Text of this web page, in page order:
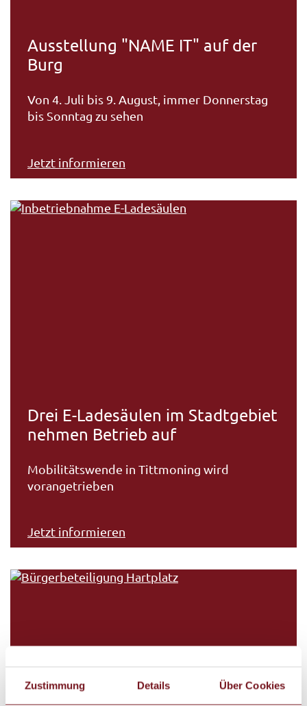
Zustimmung Details Über Cookies
Ausstellung "NAME IT" auf der
Burg
Von 4. Juli bis 9. August, immer Donnerstag
bis Sonntag zu sehen
Jetzt informieren
Drei E-Ladesäulen im Stadtgebiet
nehmen Betrieb auf
Mobilitätswende in Tittmoning wird
vorangetrieben
Jetzt informieren